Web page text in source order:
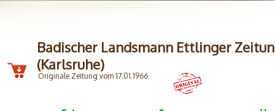
Badischer Landsmann Ettlinger
(Karlsruhe)
Originale Zeitung vom 17.01.1966